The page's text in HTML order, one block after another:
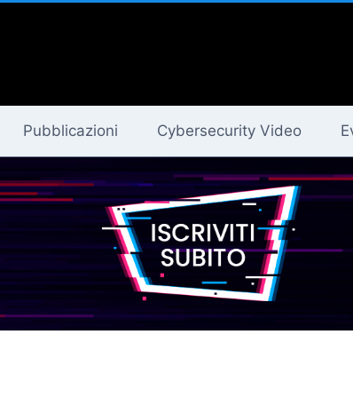
Pubblicazioni Cybersecurity Video